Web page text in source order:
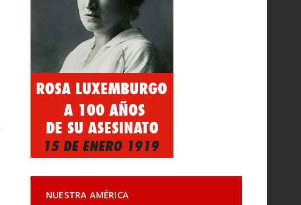
NUESTRA AMÉRICA